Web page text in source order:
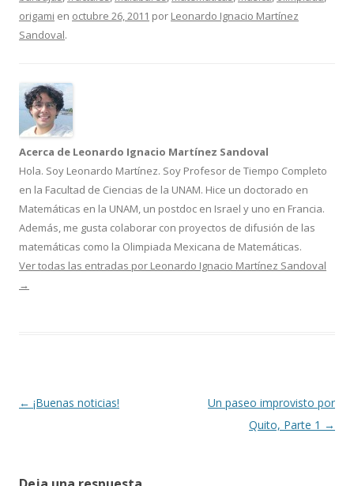
origami en octubre 26, 2011 por Leonardo Ignacio Martínez
Sandoval.
Acerca de Leonardo Ignacio Martínez Sandoval
Hola. Soy Leonardo Martínez. Soy Profesor de Tiempo Completo
en la Facultad de Ciencias de la UNAM. Hice un doctorado en
Matemáticas en la UNAM, un postdoc en Israel y uno en Francia.
Además, me gusta colaborar con proyectos de difusión de las
matemáticas como la Olimpiada Mexicana de Matemáticas.
Ver todas las entradas por Leonardo Ignacio Martínez Sandoval
→
Navegación
← ¡Buenas noticias!
Un paseo improvisto por
Quito, Parte 1 →